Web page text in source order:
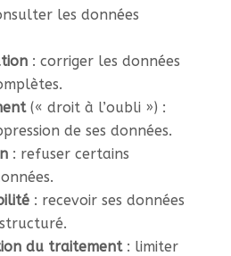
les données
: corriger les données
(« droit à l’oubli ») :
de ses données.
: refuser certains
: recevoir ses données
du traitement: limiter